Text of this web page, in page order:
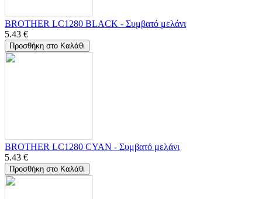
BROTHER LC1280 BLACK - Συμβατό μελάνι
5.43 €
Προσθήκη στο Καλάθι
BROTHER LC1280 CYAN - Συμβατό μελάνι
5.43 €
Προσθήκη στο Καλάθι